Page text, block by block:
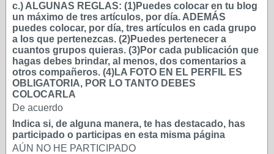
c.) ALGUNAS REGLAS: (1)Puedes colocar en tu blog
un máximo de tres artículos, por día. ADEMÁS
puedes colocar, por día, tres artículos en cada grupo
a los que pertenezcas. (2)Puedes pertenecer a
cuantos grupos quieras. (3)Por cada publicación que
hagas debes brindar, al menos, dos comentarios a
otros compañeros. (4)LA FOTO EN EL PERFIL ES
OBLIGATORIA, POR LO TANTO DEBES
COLOCARLA
De acuerdo
Indica si, de alguna manera, te has destacado, has
participado o participas en esta misma página
AÚN NO HE PARTICIPADO